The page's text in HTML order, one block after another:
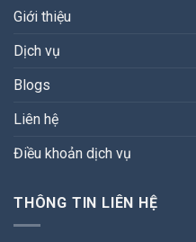
Giới thiệu
Dịch vụ
Blogs
Liên hệ
Điều khoản dịch vụ
THÔNG TIN LIÊN HỆ